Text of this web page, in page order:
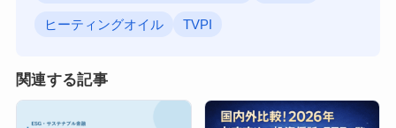
ヒーティングオイル TVPI
関連する記事